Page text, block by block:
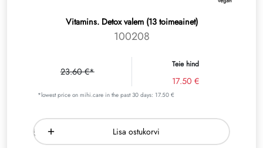
Vitamins. Detox valem (13 toimeainet)
100208
23.60 €*
Teie hind
17.50 €
*lowest price on mihi.care in the past 30 days: 17.50 €
Lisa ostukorvi